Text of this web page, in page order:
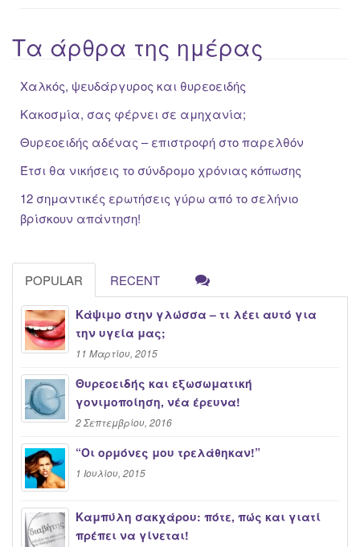
Τα άρθρα της ημέρας
Χαλκός, ψευδάργυρος και θυρεοειδής
Κακοσμία, σας φέρνει σε αμηχανία;
Θυρεοειδής αδένας – επιστροφή στο παρελθόν
Έτσι θα νικήσεις το σύνδρομο χρόνιας κόπωσης
12 σημαντικές ερωτήσεις γύρω από το σελήνιο
βρίσκουν απάντηση!
POPULAR RECENT
Κάψιμο στην γλώσσα – τι λέει αυτό για
την υγεία μας;
11 Μαρτίου, 2015
Θυρεοειδής και εξωσωματική
γονιμοποίηση, νέα έρευνα!
2 Σεπτεμβρίου, 2016
“Oι ορμόνες μου τρελάθηκαν!”
1 Ιουλίου, 2015
Καμπύλη σακχάρου: πότε, πώς και γιατί
πρέπει να γίνεται!